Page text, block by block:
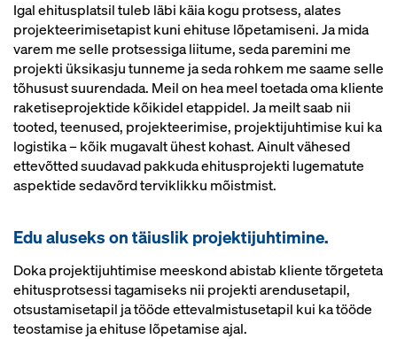
Igal ehitusplatsil tuleb läbi käia kogu protsess, alates
projekteerimisetapist kuni ehituse lõpetamiseni. Ja mida
varem me selle protsessiga liitume, seda paremini me
projekti üksikasju tunneme ja seda rohkem me saame selle
tõhusust suurendada. Meil on hea meel toetada oma kliente
raketiseprojektide kõikidel etappidel. Ja meilt saab nii
tooted, teenused, projekteerimise, projektijuhtimise kui ka
logistika – kõik mugavalt ühest kohast. Ainult vähesed
ettevõtted suudavad pakkuda ehitusprojekti lugematute
aspektide sedavõrd terviklikku mõistmist.
Edu aluseks on täiuslik projektijuhtimine.
Doka projektijuhtimise meeskond abistab kliente tõrgeteta
ehitusprotsessi tagamiseks nii projekti arendusetapil,
otsustamisetapil ja tööde ettevalmistusetapil kui ka tööde
teostamise ja ehituse lõpetamise ajal.